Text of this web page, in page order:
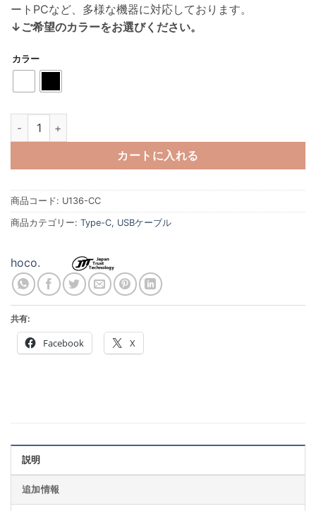
ートPCなど、多様な機器に対応しております。
↓ご希望のカラーをお選びください。
カラー
hoco U136 RGB Type-Cケーブル イルミネーション内蔵 1.2m
カートに入れる
商品コード: U136-CC
商品カテゴリー: Type-C, USBケーブル
hoco.
共有:
Facebook X
説明
追加情報